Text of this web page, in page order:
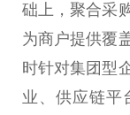
础上，聚合采
为商户提供覆
时针对集团型
业、供应链平